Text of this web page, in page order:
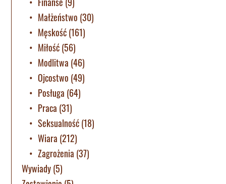
Małżeństwo (30)
Męskość(161)
Miłość(56)
Modlitwa (46)
Ojcostwo (49)
Posługa (64)
Praca (31)
Seksualność(18)
Wiara (212)
Zagrożenia (37)
Wywiady(5)